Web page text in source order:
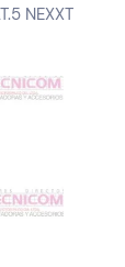
NEXXT